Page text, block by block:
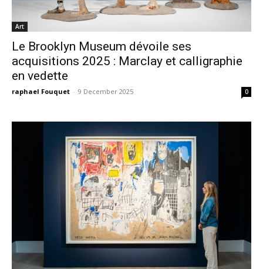
Art
Le Brooklyn Museum dévoile ses
acquisitions 2025 : Marclay et calligraphie
en vedette
raphael Fouquet - 9 December 2025 0